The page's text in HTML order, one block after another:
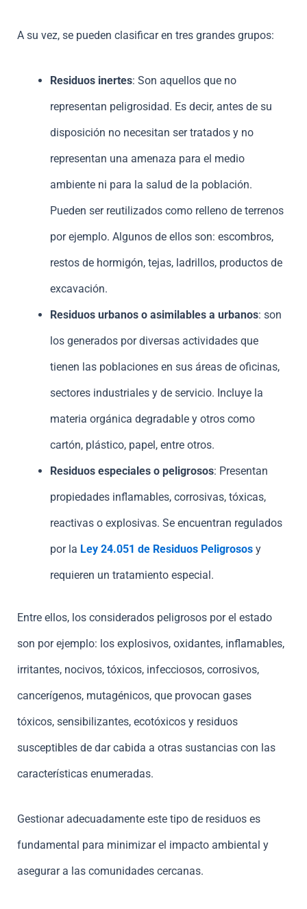
A su vez, se pueden clasificar en tres grandes grupos:
Residuos inertes: Son aquellos que no
representan peligrosidad. Es decir, antes de su
disposición no necesitan ser tratados y no
representan una amenaza para el medio
ambiente ni para la salud de la población.
Pueden ser reutilizados como relleno de terrenos
por ejemplo. Algunos de ellos son: escombros,
restos de hormigón, tejas, ladrillos, productos de
excavación.
Residuos urbanos o asimilables a urbanos: son
los generados por diversas actividades que
tienen las poblaciones en sus áreas de oficinas,
sectores industriales y de servicio. Incluye la
materia orgánica degradable y otros como
cartón, plástico, papel, entre otros.
Residuos especiales o peligrosos: Presentan
propiedades inflamables, corrosivas, tóxicas,
reactivas o explosivas. Se encuentran regulados
por la Ley 24.051 de Residuos Peligrosos y
requieren un tratamiento especial.
Entre ellos, los considerados peligrosos por el estado
son por ejemplo: los explosivos, oxidantes, inflamables,
irritantes, nocivos, tóxicos, infecciosos, corrosivos,
cancerígenos, mutagénicos, que provocan gases
tóxicos, sensibilizantes, ecotóxicos y residuos
susceptibles de dar cabida a otras sustancias con las
características enumeradas.
Gestionar adecuadamente este tipo de residuos es
fundamental para minimizar el impacto ambiental y
asegurar a las comunidades cercanas.